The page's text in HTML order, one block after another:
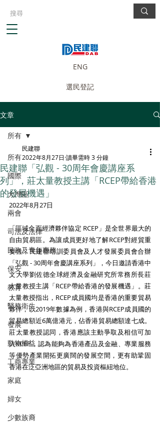
ENG
選民登記
文章
所有
國際
大灣區
兩會
司法及法律
民政及青年事務
保安
教育
醫務衛生
發展
動物權益
工商專業
家庭
婦女
少數族裔
所有
民建聯「弘觀 - 30周年會慶講座系
列」，莊太量教授主講「RCEP帶給香港
的發展機遇」
民建聯
2022年8月27日 讀畢需時 3 分鐘
2022年8月27日
「區域全面經濟夥伴協定 RCEP」是全世界最大的
自由貿易區。為讓成員更好地了解RCEP對經貿重
要性，民建聯培訓委員會及人才發展委員會合辦
「弘觀 - 30周年會慶講座系列」，今日邀請香港中
文大學劉佐德全球經濟及金融研究所常務所長莊
太量教授主講「RCEP帶給香港的發展機遇」。莊
太量教授指出，RCEP成員國均是香港的重要貿易
夥伴，以2019年數據為例，香港與RCEP成員國的
貿易總額近6萬億港元，佔香港貿易總額達七成。
莊太量教授認同，香港應該主動爭取及相信可加
入RCEP，認為能夠為香港產品及金融、專業服務
等優勢產業開拓更廣闊的發展空間，更有助鞏固
香港在泛亞洲地區的貿易及投資樞紐地位。